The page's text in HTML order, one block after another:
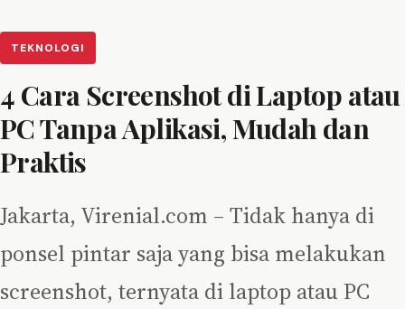
TEKNOLOGI
4 Cara Screenshot di Laptop atau
PC Tanpa Aplikasi, Mudah dan
Praktis
Jakarta, Virenial.com – Tidak hanya di
ponsel pintar saja yang bisa melakukan
screenshot, ternyata di laptop atau PC